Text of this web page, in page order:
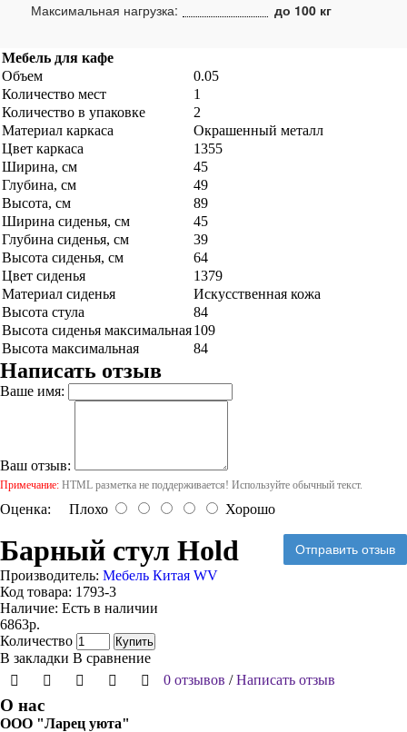
Максимальная нагрузка:
до 100 кг
Мебель для кафе
Объем
0.05
Количество мест
1
Количество в упаковке
2
Материал каркаса
Окрашенный металл
Цвет каркаса
1355
Ширина, см
45
Глубина, см
49
Высота, см
89
Ширина сиденья, см
45
Глубина сиденья, см
39
Высота сиденья, см
64
Цвет сиденья
1379
Материал сиденья
Искусственная кожа
Высота стула
84
Высота сиденья максимальная109
Высота максимальная
84
Написать отзыв
Ваше имя:
Ваш отзыв:
Примечание: HTML разметка не поддерживается! Используйте обычный текст.
Оценка: Плохо Хорошо
Отправить отзыв
Барный стул Hold
Производитель: Мебель Китая WV
Код товара: 1793-3
Наличие: Есть в наличии
6863р.
Количество
Купить
В закладки В сравнение
0 отзывов /Написать отзыв
О нас
ООО "Ларец уюта"